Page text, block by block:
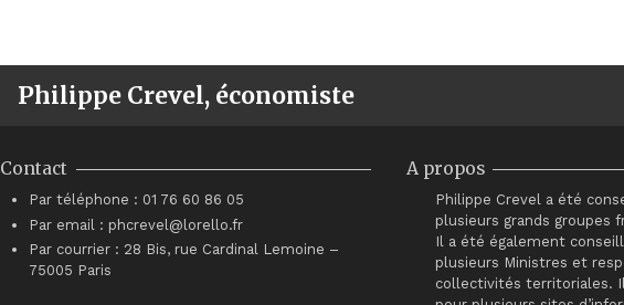
Philippe Crevel, économiste
Contact
Par téléphone : 01 76 60 86 05
Par email : phcrevel@lorello.fr
Par courrier : 28 Bis, rue Cardinal Lemoine –
75005 Paris
A propos
Philippe Crevel a été
plusieurs grands groupes
Il a été également
plusieurs Ministres et
collectivités territoriales.